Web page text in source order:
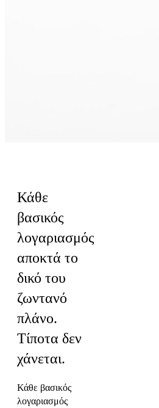
Κάθε
βασικός
λογαριασμός
αποκτά το
δικό του
ζωντανό
πλάνο.
Τίποτα δεν
χάνεται.
Κάθε βασικός
λογαριασμός